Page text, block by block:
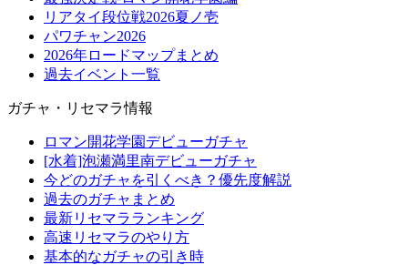
リアタイ段位戦2026夏ノ壱
パワチャン2026
2026年ロードマップまとめ
過去イベント一覧
ガチャ・リセマラ情報
ロマン開花学園デビューガチャ
[水着]泡瀬満里南デビューガチャ
今どのガチャを引くべき？優先度解説
過去のガチャまとめ
最新リセマラランキング
高速リセマラのやり方
基本的なガチャの引き時